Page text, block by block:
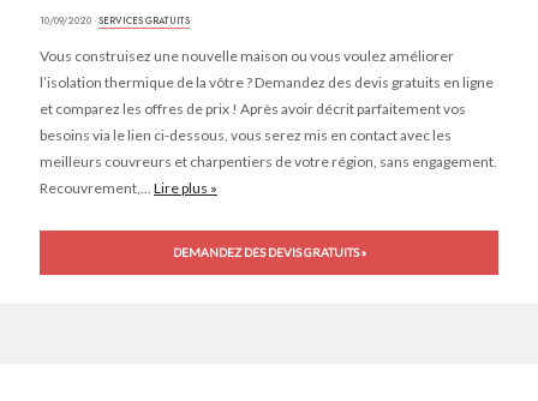
10/09/2020 ·SERVICES GRATUITS
Vous construisez une nouvelle maison ou vous voulez améliorer
l’isolation thermique de la vôtre ? Demandez des devis gratuits en ligne
et comparez les offres de prix ! Après avoir décrit parfaitement vos
besoins via le lien ci-dessous, vous serez mis en contact avec les
meilleurs couvreurs et charpentiers de votre région, sans engagement.
Recouvrement,... Lire plus »
DEMANDEZ DES DEVIS GRATUITS »